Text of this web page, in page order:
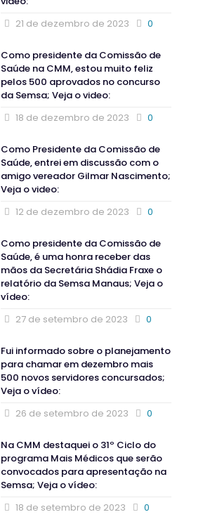
21 de dezembro de 2023
0
Como presidente da Comissão de
Saúde na CMM, estou muito feliz
pelos 500 aprovados no concurso
da Semsa; Veja o video:
18 de dezembro de 2023
0
Como Presidente da Comissão de
Saúde, entrei em discussão com o
amigo vereador Gilmar Nascimento;
Veja o video:
12 de dezembro de 2023
0
Como presidente da Comissão de
Saúde, é uma honra receber das
mãos da Secretária Shádia Fraxe o
relatório da Semsa Manaus; Veja o
vídeo:
27 de setembro de 2023
0
Fui informado sobre o planejamento
para chamar em dezembro mais
500 novos servidores concursados;
Veja o vídeo:
26 de setembro de 2023
0
Na CMM destaquei o 31º Ciclo do
programa Mais Médicos que serão
convocados para apresentação na
Semsa; Veja o vídeo:
18 de setembro de 2023
0